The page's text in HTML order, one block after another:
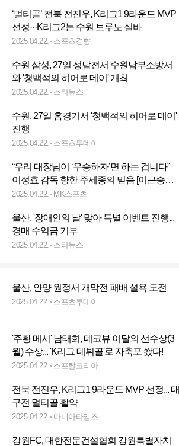
‘멀티골’ 전북 전진우, K리그1 9라운드 MVP
선정···K리그2는 수원 브루노 실바
2025.04.22. 스포츠경향
수원 삼성, 27일 성남전서 수원남부소방서
와 '청백적의 히어로 데이' 개최
2025.04.22. 스타뉴스
수원, 27일 홈경기서 '청백적의 히어로 데이'
진행
2025.04.22. 스포츠투데이
“우리 대장님이 ‘우승하자’면 하는 겁니다”
이정효 감독 향한 주세종의 믿음 [이근승의
믹스트존]
2025.04.22. MK스포츠
울산, '장애인의 날' 맞아 특별 이벤트 진행...
경매 수익금 기부
2025.04.22. 스타뉴스
울산, 안양 원정서 개막전 패배 설욕 도전
2025.04.22. 스포츠투데이
'주황 메시' 남태희, 데코뷰 이달의 선수상(3
월) 수상... 'K리그 데뷔골'로 자축포 쐈다!
2025.04.22. 스포탈코리아
전북 전진우, K리그1 9라운드 MVP 선정... 대
구전 멀티골 활약
2025.04.22. 마니아타임즈
강원FC, 대한전문건설협회 강원특별자치